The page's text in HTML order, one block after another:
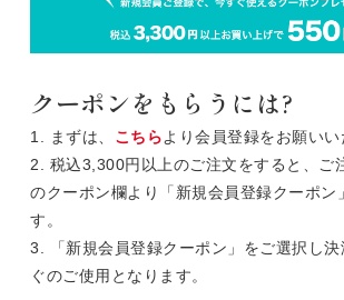
クーポンをもらうには?
1. まずは、 こちらより会員登録をお願いい
2. 税込3,300円以上のご注文をすると、ご
のクーポン欄より「新規会員登録クーポン
す。
3. 「新規会員登録クーポン」をご選択し
ぐのご使用となります。